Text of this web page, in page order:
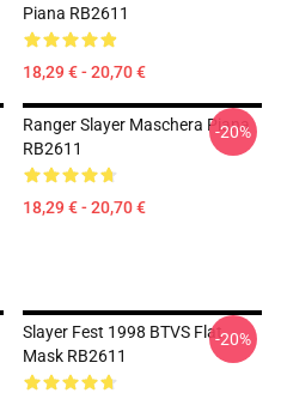
Piana RB2611
18,29 € - 20,70 €
Ranger Slayer Maschera Piana
RB2611
18,29 € - 20,70 €
-20%
Slayer Fest 1998 BTVS Flat
Mask RB2611
-20%